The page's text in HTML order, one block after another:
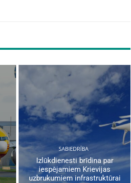
SABIEDRĪBA
Izlūkdienesti brīdina par
iespējamiem Krievijas
uzbrukumiem infrastruktūrai